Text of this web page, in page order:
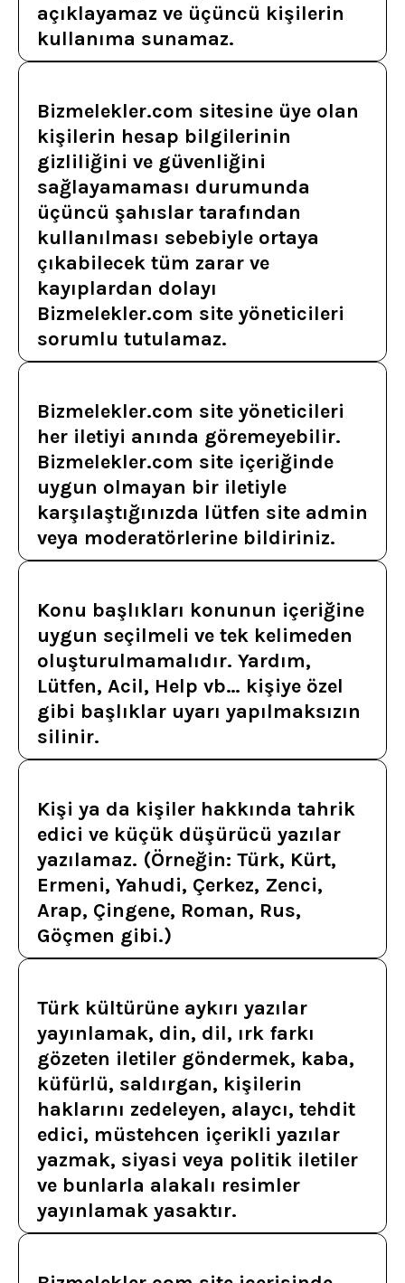
açıklayamaz ve üçüncü kişilerin
kullanıma sunamaz.
Bizmelekler.com sitesine üye olan
kişilerin hesap bilgilerinin
gizliliğini ve güvenliğini
sağlayamaması durumunda
üçüncü şahıslar tarafından
kullanılması sebebiyle ortaya
çıkabilecek tüm zarar ve
kayıplardan dolayı
Bizmelekler.com site yöneticileri
sorumlu tutulamaz.
Bizmelekler.com site yöneticileri
her iletiyi anında göremeyebilir.
Bizmelekler.com site içeriğinde
uygun olmayan bir iletiyle
karşılaştığınızda lütfen site admin
veya moderatörlerine bildiriniz.
Konu başlıkları konunun içeriğine
uygun seçilmeli ve tek kelimeden
oluşturulmamalıdır. Yardım,
Lütfen, Acil, Help vb… kişiye özel
gibi başlıklar uyarı yapılmaksızın
silinir.
Kişi ya da kişiler hakkında tahrik
edici ve küçük düşürücü yazılar
yazılamaz. (Örneğin: Türk, Kürt,
Ermeni, Yahudi, Çerkez, Zenci,
Arap, Çingene, Roman, Rus,
Göçmen gibi.)
Türk kültürüne aykırı yazılar
yayınlamak, din, dil, ırk farkı
gözeten iletiler göndermek, kaba,
küfürlü, saldırgan, kişilerin
haklarını zedeleyen, alaycı, tehdit
edici, müstehcen içerikli yazılar
yazmak, siyasi veya politik iletiler
ve bunlarla alakalı resimler
yayınlamak yasaktır.